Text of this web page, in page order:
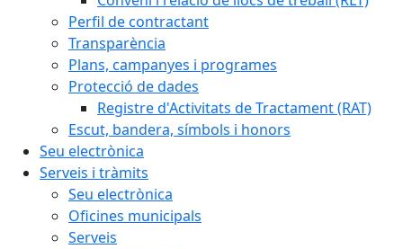
Perfil de contractant
Transparència
Plans, campanyes i programes
Protecció de dades
Registre d'Activitats de Tractament (RAT)
Escut, bandera, símbols i honors
Seu electrònica
Serveis i tràmits
Seu electrònica
Oficines municipals
Serveis